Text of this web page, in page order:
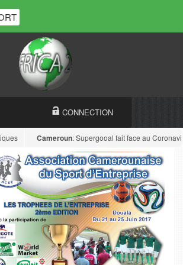
CONNECTION
Cameroun: Supergooal fait face au Coronavirus